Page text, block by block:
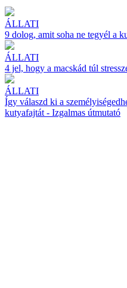
ÁLLATI
9 dolog, amit soha ne tegyél a
ÁLLATI
4 jel, hogy a macskád túl
ÁLLATI
Így válaszd ki a
kutyafajtát - Izgalmas útmutató